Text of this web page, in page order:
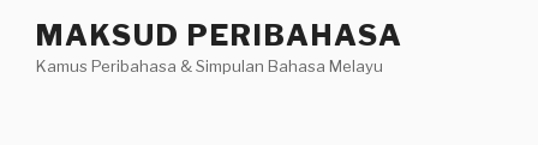
content
MAKSUD PERIBAHASA
Kamus Peribahasa & Simpulan Bahasa Melayu